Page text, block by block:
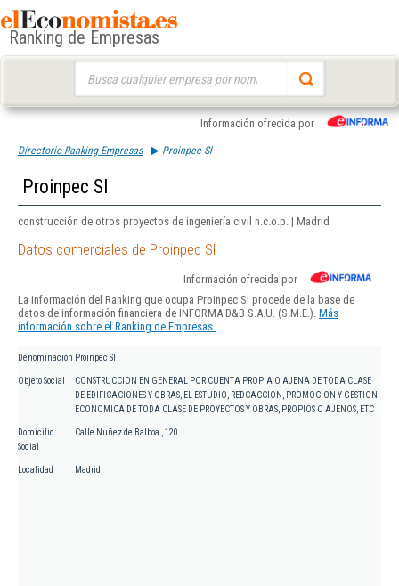
Ranking de Empresas
Información ofrecida por
Directorio Ranking Empresas Proinpec Sl
Proinpec Sl
construcción de otros proyectos de ingeniería civil n.c.o.p. | Madrid
Datos comerciales de Proinpec Sl
Información ofrecida por
La información del Ranking que ocupa Proinpec Sl procede de la base de
datos de información financiera de INFORMA D&B S.A.U. (S.M.E.). Más
información sobre el Ranking de Empresas.
Denominación Proinpec Sl
Objeto Social
CONSTRUCCION EN GENERAL POR CUENTA PROPIA O AJENA DE TODA CLASE
DE EDIFICACIONES Y OBRAS, EL ESTUDIO, REDCACCION, PROMOCION Y GESTION
ECONOMICA DE TODA CLASE DE PROYECTOS Y OBRAS, PROPIOS O AJENOS, ETC
Domicilio
Social
Calle Nuñez de Balboa , 120
Localidad Madrid